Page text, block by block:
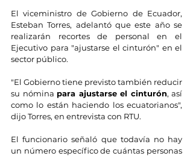
El viceministro de Gobierno de Ecuador,
Esteban Torres, adelantó que este año se
realizarán recortes de personal en el
Ejecutivo para "ajustarse el cinturón" en el
sector público.
"El Gobierno tiene previsto también reducir
su nómina para ajustarse el cinturón, así
como lo están haciendo los ecuatorianos",
dijo Torres, en entrevista con RTU.
El funcionario señaló que todavía no hay
un número específico de cuántas personas